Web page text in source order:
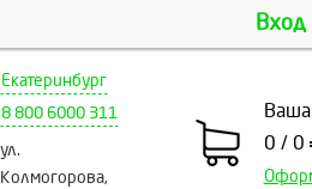
Вход
Екатеринбург
8 800 6000 311
ул.
Колмогорова,
Ваша
0 / 0